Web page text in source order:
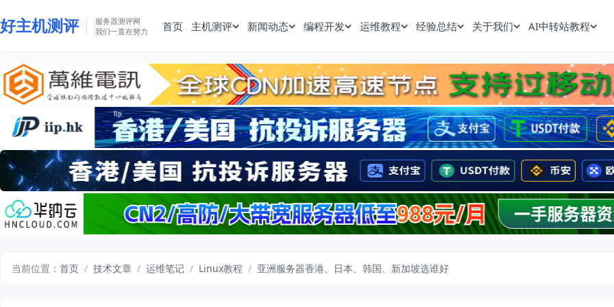
好主机测评
服务器测评网
我们一直在努力
首页 主机测评 新闻动态 编程开发 运维教程 经验总结 关于我们 AI中转站教程
当前位置： 首页 / 技术文章 / 运维笔记 / Linux教程 / 亚洲服务器香港、日本、韩国、新加坡选谁好